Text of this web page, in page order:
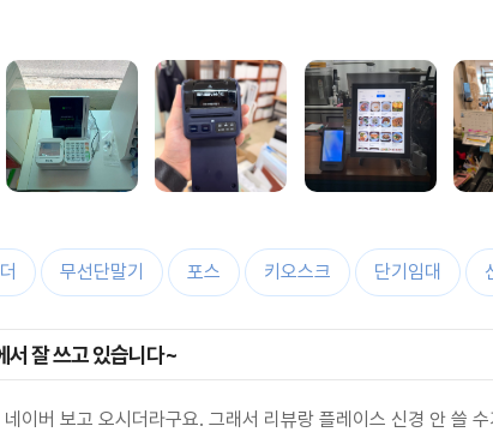
무선단말기 포스 키오스크 단기임대
서 잘 쓰고 있습니다~
이버 보고 오시더라구요. 그래서 리뷰랑 플레이스 신경 안 쓸